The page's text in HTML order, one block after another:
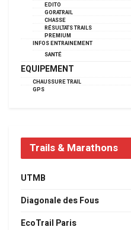
EDITO
GORATRAIL
CHASSE
RÉSULTATS TRAILS
PREMIUM
INFOS ENTRAINEMENT
SANTÉ
EQUIPEMENT
CHAUSSURE TRAIL
GPS
Trails & Marathons
UTMB
Diagonale des Fous
EcoTrail Paris